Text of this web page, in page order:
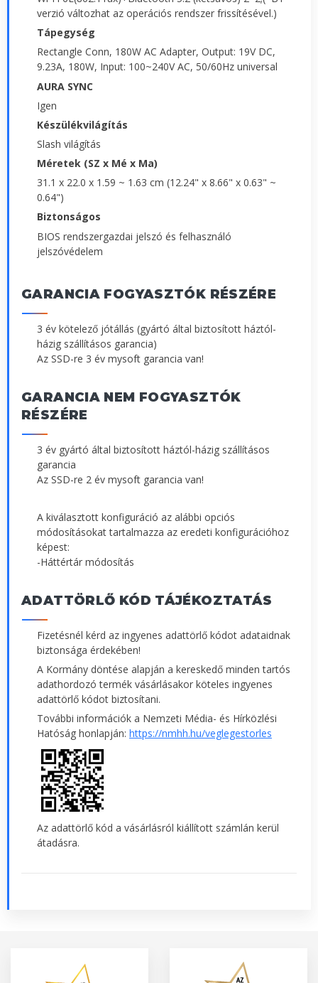
verzió változhat az operációs rendszer frissítésével.)
Tápegység
Rectangle Conn, 180W AC Adapter, Output: 19V DC,
9.23A, 180W, Input: 100~240V AC, 50/60Hz universal
AURA SYNC
Igen
Készülékvilágítás
Slash világítás
Méretek (SZ x Mé x Ma)
31.1 x 22.0 x 1.59 ~ 1.63 cm (12.24" x 8.66" x 0.63" ~
0.64")
Biztonságos
BIOS rendszergazdai jelszó és felhasználó
jelszóvédelem
GARANCIA FOGYASZTÓK RÉSZÉRE
3 év kötelező jótállás (gyártó által biztosított háztól-
házig szállításos garancia)
Az SSD-re 3 év mysoft garancia van!
GARANCIA NEM FOGYASZTÓK
RÉSZÉRE
3 év gyártó által biztosított háztól-házig szállításos
garancia
Az SSD-re 2 év mysoft garancia van!
A kiválasztott konfiguráció az alábbi opciós
módosításokat tartalmazza az eredeti konfigurációhoz
képest:
-Háttértár módosítás
ADATTÖRLŐ KÓD TÁJÉKOZTATÁS
Fizetésnél kérd az ingyenes adattörlő kódot adataidnak
biztonsága érdekében!
A Kormány döntése alapján a kereskedő minden tartós
adathordozó termék vásárlásakor köteles ingyenes
adattörlő kódot biztosítani.
További információk a Nemzeti Média- és Hírközlési
Hatóság honlapján: https://nmhh.hu/veglegestorles
Az adattörlő kód a vásárlásról kiállított számlán kerül
átadásra.